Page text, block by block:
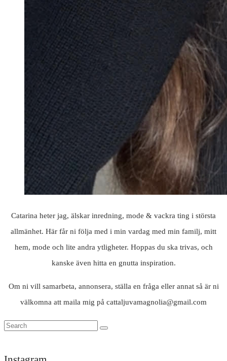
Catarina heter jag, älskar inredning, mode & vackra ting i största
allmänhet. Här får ni följa med i min vardag med min familj, mitt
hem, mode och lite andra ytligheter. Hoppas du ska trivas, och
kanske även hitta en gnutta inspiration.
Om ni vill samarbeta, annonsera, ställa en fråga eller annat så är ni
välkomna att maila mig på cattaljuvamagnolia@gmail.com